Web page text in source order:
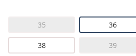
35 36
38 39